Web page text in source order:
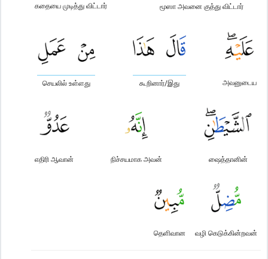
மூஸா அவனை குத்து விட்டார்
கதையை முடித்து விட்டார்
அவனுடைய
கூறினார்/இது
செயலில் உள்ளது
ஷைத்தானின்
நிச்சயமாக அவன்
எதிரி ஆவான்
வழி கெடுக்கின்றவன்
தெளிவான